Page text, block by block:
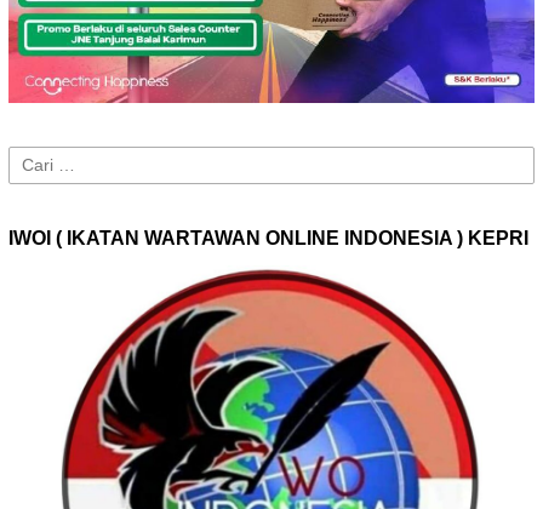
Cari
untuk:
IWOI ( IKATAN WARTAWAN ONLINE INDONESIA ) KEPRI